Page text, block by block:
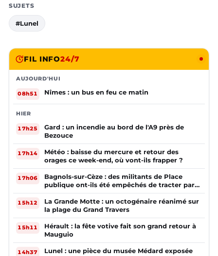
SUJETS
#Lunel
FIL INFO24/7
AUJOURD'HUI
08h51 Nîmes : un bus en feu ce matin
HIER
17h25
Gard : un incendie au bord de l'A9 près de
Bezouce
17h14
Météo : baisse du mercure et retour des
orages ce week-end, où vont-ils frapper ?
17h06
Bagnols-sur-Cèze : des militants de Place
publique ont-ils été empêchés de tracter par
la mairie ?
15h12
La Grande Motte : un octogénaire réanimé sur
la plage du Grand Travers
15h11
Hérault : la fête votive fait son grand retour à
Mauguio
14h37
Lunel : une pièce du musée Médard exposée